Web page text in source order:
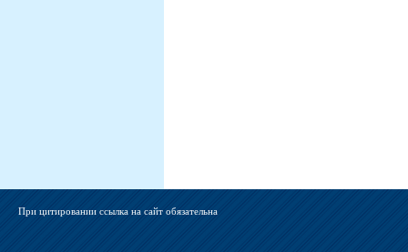
При цитировании ссылка на сайт обязательна